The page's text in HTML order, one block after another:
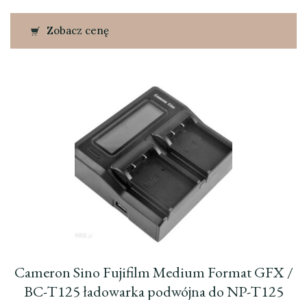
Zobacz cenę
Cameron Sino Fujifilm Medium Format GFX /
BC-T125 ładowarka podwójna do NP-T125